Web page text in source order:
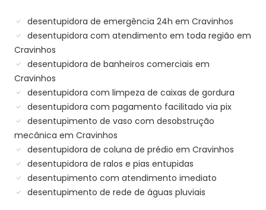
desentupidora de emergência 24h em Cravinhos
desentupidora com atendimento em toda região em
Cravinhos
desentupidora de banheiros comerciais em
Cravinhos
desentupidora com limpeza de caixas de gordura
desentupidora com pagamento facilitado via pix
desentupimento de vaso com desobstrução
mecânica em Cravinhos
desentupidora de coluna de prédio em Cravinhos
desentupidora de ralos e pias entupidas
desentupimento com atendimento imediato
desentupimento de rede de águas pluviais